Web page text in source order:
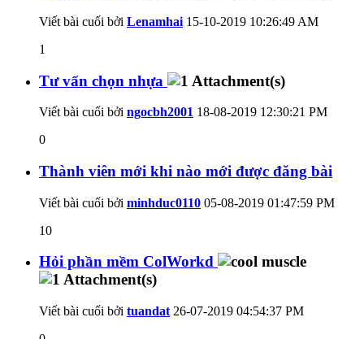
Viết bài cuối bởi Lenamhai 15-10-2019 10:26:49 AM
1
Tư vấn chọn nhựa
Viết bài cuối bởi ngocbh2001 18-08-2019 12:30:21 PM
0
Thành viên mới khi nào mới được đăng bài
Viết bài cuối bởi minhduc0110 05-08-2019 01:47:59 PM
10
Hỏi phần mềm ColWorkd
Viết bài cuối bởi tuandat 26-07-2019 04:54:37 PM